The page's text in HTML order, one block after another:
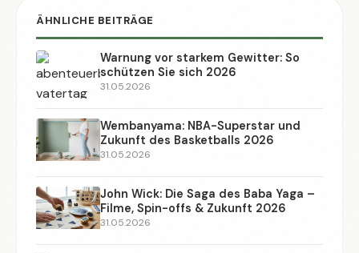
ÄHNLICHE BEITRÄGE
Warnung vor starkem Gewitter: So
schützen Sie sich 2026
31.05.2026
Wembanyama: NBA-Superstar und
Zukunft des Basketballs 2026
31.05.2026
John Wick: Die Saga des Baba Yaga –
Filme, Spin-offs & Zukunft 2026
31.05.2026